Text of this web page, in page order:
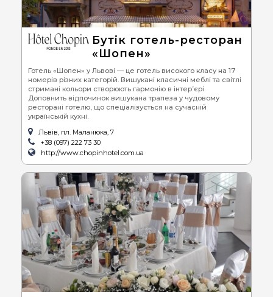
Бутік готель-ресторан
«Шопен»
Готель «Шопен» у Львові — це готель високого класу на 17
номерів різних категорій. Вишукані класичні меблі та світлі
стримані кольори створюють гармонію в інтер’єрі.
Доповнить відпочинок вишукана трапеза у чудовому
ресторані готелю, що спеціалізується на сучасній
українській кухні.
Львів, пл. Маланюка, 7
+38 (097) 222 73 30
http://www.chopinhotel.com.ua